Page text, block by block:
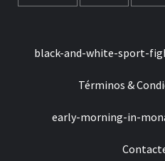
black-and-white-sport-
Términos &
early-morning-in-